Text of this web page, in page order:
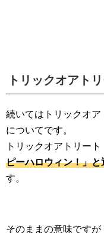
トリックオアト
続いてはトリックオ
についてです。
トリックオアトリー
ピーハロウィン！」
す。
そのままの意味ですが